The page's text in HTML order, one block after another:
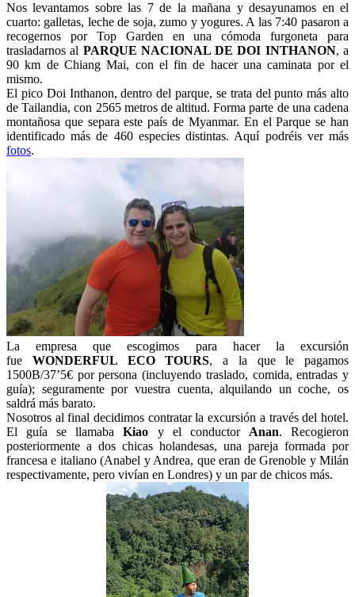
Nos levantamos sobre las 7 de la mañana y desayunamos en el
cuarto: galletas, leche de soja, zumo y yogures. A las 7:40 pasaron a
recogernos por Top Garden en una cómoda furgoneta para
trasladarnos al PARQUE NACIONAL DE DOI INTHANON, a
90 km de Chiang Mai, con el fin de hacer una caminata por el
mismo.
El pico Doi Inthanon, dentro del parque, se trata del punto más alto
de Tailandia, con 2565 metros de altitud. Forma parte de una cadena
montañosa que separa este país de Myanmar. En el Parque se han
identificado más de 460 especies distintas. Aquí podréis ver más
fotos.
La empresa que escogimos para hacer la excursión
fue WONDERFUL ECO TOURS, a la que le pagamos
1500B/37’5€ por persona (incluyendo traslado, comida, entradas y
guía); seguramente por vuestra cuenta, alquilando un coche, os
saldrá más barato.
Nosotros al final decidimos contratar la excursión a través del hotel.
El guía se llamabaKiao y el conductor Anan. Recogieron
posteriormente a dos chicas holandesas, una pareja formada por
francesa e italiano (Anabel y Andrea, que eran de Grenoble y Milán
respectivamente, pero vivían en Londres) y un par de chicos más.